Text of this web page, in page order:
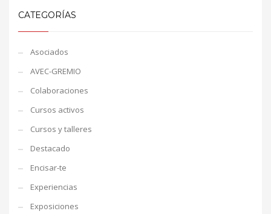
CATEGORÍAS
Asociados
AVEC-GREMIO
Colaboraciones
Cursos activos
Cursos y talleres
Destacado
Encisar-te
Experiencias
Exposiciones